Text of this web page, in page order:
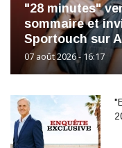
"28 minutes"
sommaire et
Sportouch sur
07 août 2026 - 16:17